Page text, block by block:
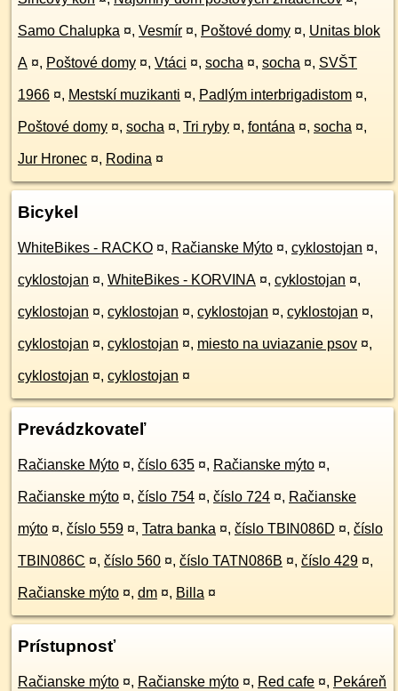
Samo Chalupka ¤, Vesmír ¤, Poštové domy ¤, Unitas blok
A ¤, Poštové domy ¤, Vtáci ¤, socha ¤, socha ¤, SVŠT
1966 ¤, Mestskí muzikanti ¤, Padlým interbrigadistom ¤,
Poštové domy ¤, socha ¤, Tri ryby ¤, fontána ¤, socha ¤,
Jur Hronec ¤, Rodina ¤
Bicykel
WhiteBikes - RACKO ¤, Račianske Mýto ¤, cyklostojan ¤,
cyklostojan ¤, WhiteBikes - KORVINA ¤, cyklostojan ¤,
cyklostojan ¤, cyklostojan ¤, cyklostojan ¤, cyklostojan ¤,
cyklostojan ¤, cyklostojan ¤, miesto na uviazanie psov ¤,
cyklostojan ¤, cyklostojan ¤
Prevádzkovateľ
Račianske Mýto ¤, číslo 635 ¤, Račianske mýto ¤,
Račianske mýto ¤, číslo 754 ¤, číslo 724 ¤, Račianske
mýto ¤, číslo 559 ¤, Tatra banka ¤, číslo TBIN086D ¤, číslo
TBIN086C ¤, číslo 560 ¤, číslo TATN086B ¤, číslo 429 ¤,
Račianske mýto ¤, dm ¤, Billa ¤
Prístupnosť
Račianske mýto ¤, Račianske mýto ¤, Red cafe ¤, Pekáreň